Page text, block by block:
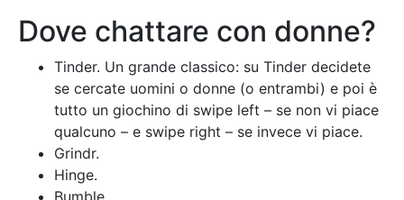
Dove chattare con donne?
Tinder. Un grande classico: su Tinder decidete
se cercate uomini o donne (o entrambi) e poi è
tutto un giochino di swipe left – se non vi piace
qualcuno – e swipe right – se invece vi piace.
Grindr.
Hinge.
Bumble.